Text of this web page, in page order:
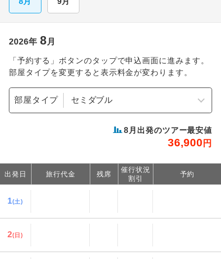
2026年 8月
「予約する」ボタンのタップで申込画面に進みます。
部屋タイプを変更すると表示料金が変わります。
部屋タイプ
8 月出発のツアー最安値
36,900 円
出発日 旅行代金 残席
催行状況
割引
予約
1(土)
2(日)